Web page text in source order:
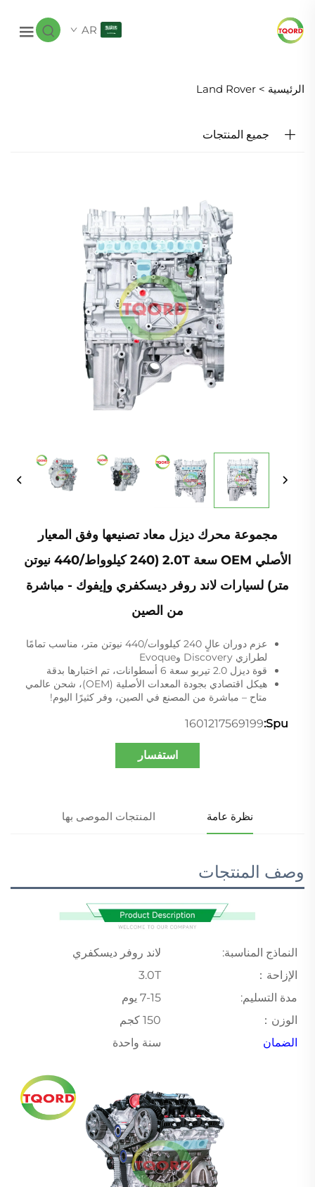
AR
الرئيسية > Land Rover
جميع المنتجات
مجموعة محرك ديزل معاد تصنيعها وفق المعيار
الأصلي OEM سعة 2.0T (240 كيلوواط/440 نيوتن
متر) لسيارات لاند روفر ديسكفري وإيفوك - مباشرة
من الصين
عزم دوران عالٍ 240 كيلووات/440 نيوتن متر، مناسب تمامًا
لطرازي Discovery وEvoque
قوة ديزل 2.0 تيربو سعة 6 أسطوانات، تم اختبارها بدقة
هيكل اقتصادي بجودة المعدات الأصلية (OEM)، شحن عالمي
متاح – مباشرة من المصنع في الصين، وفر كثيرًا اليوم!
Spu:
1601217569199
استفسار
نظرة عامة المنتجات الموصى بها
وصف المنتجات
النماذج المناسبة:
لاند روفر ديسكفري
الإزاحة：
3.0T
مدة التسليم:
7-15 يوم
الوزن：
150 كجم
الضمان
سنة واحدة